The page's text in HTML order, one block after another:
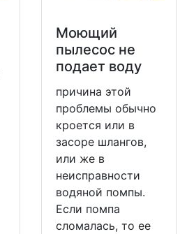
Моющий
пылесос не
подает воду
причина этой
проблемы обычно
кроется или в
засоре шлангов,
или же в
неисправности
водяной помпы.
Если помпа
сломалась, то ее